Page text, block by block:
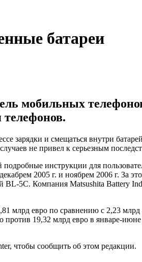
батареи
мобильных
зарядки и смещаться внутри
не привел к серьезным
инструкции для
2005 г. и ноябрем 2006 г. За
BL-5C. Компания Matsushita Battery
млрд евро по сравнению с 2,23
против 19,32 млрд евро в январе-июне
чтобы сообщить об этом редакции.